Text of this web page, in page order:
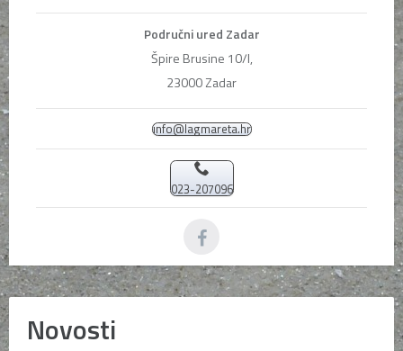
Područni ured Zadar
Špire Brusine 10/I,
23000 Zadar
info@lagmareta.hr
023-207096
Novosti